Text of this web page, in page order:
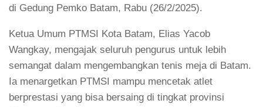
di Gedung Pemko Batam, Rabu (26/2/2025).
Ketua Umum PTMSI Kota Batam, Elias Yacob
Wangkay, mengajak seluruh pengurus untuk lebih
semangat dalam mengembangkan tenis meja di Batam.
Ia menargetkan PTMSI mampu mencetak atlet
berprestasi yang bisa bersaing di tingkat provinsi